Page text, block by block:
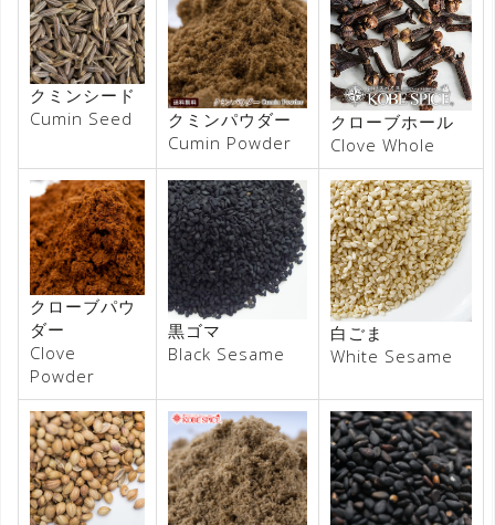
クミンシード
Cumin Seed
クミンパウダー
Cumin Powder
クローブホール
Clove Whole
クローブパウ
ダー
Clove
Powder
黒ゴマ
Black Sesame
白ごま
White Sesame